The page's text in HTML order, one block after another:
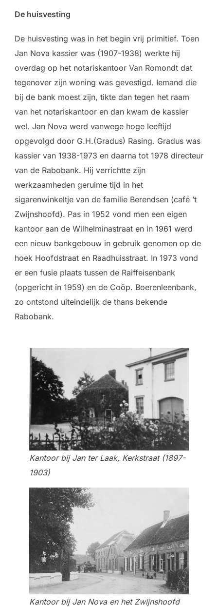
De huisvesting
De huisvesting was in het begin vrij primitief. Toen
Jan Nova kassier was (1907-1938) werkte hij
overdag op het notariskantoor Van Romondt dat
tegenover zijn woning was gevestigd. Iemand die
bij de bank moest zijn, tikte dan tegen het raam
van het notariskantoor en dan kwam de kassier
wel. Jan Nova werd vanwege hoge leeftijd
opgevolgd door G.H.(Gradus) Rasing. Gradus was
kassier van 1938-1973 en daarna tot 1978 directeur
van de Rabobank. Hij verrichtte zijn
werkzaamheden geruime tijd in het
sigarenwinkeltje van de familie Berendsen (café ’t
Zwijnshoofd). Pas in 1952 vond men een eigen
kantoor aan de Wilhelminastraat en in 1961 werd
een nieuw bankgebouw in gebruik genomen op de
hoek Hoofdstraat en Raadhuisstraat. In 1973 vond
er een fusie plaats tussen de Raiffeisenbank
(opgericht in 1959) en de Coöp. Boerenleenbank,
zo ontstond uiteindelijk de thans bekende
Rabobank.
Kantoor bij Jan ter Laak, Kerkstraat (1897-
1903)
Kantoor bij Jan Nova en het Zwijnshoofd